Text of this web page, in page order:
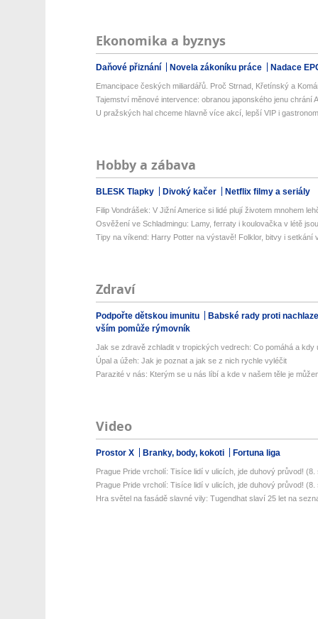
Ekonomika a byznys
Daňové přiznání Novela zákoníku práce Nadace
Emancipace českých miliardářů. Proč Strnad, Křetínský a
Tajemství měnové intervence: obranou japonského jenu chrání
U pražských hal chceme hlavně více akcí, lepší VIP i
Hobby a zábava
BLESK Tlapky Divoký kačer Netflix filmy a seriály
Filip Vondrášek: V Jižní Americe si lidé plují životem mnohem
Osvěžení ve Schladmingu: Lamy, ferraty i koulovačka v létě
Tipy na víkend: Harry Potter na výstavě! Folklor, bitvy i setkání
Zdraví
Podpořte dětskou imunitu
Babské rady proti
vším pomůže rýmovník
Jak se zdravě zchladit v tropických vedrech: Co pomáhá a kdy
Úpal a úžeh: Jak je poznat a jak se z nich rychle vyléčit
Parazité v nás: Kterým se u nás líbí a kde v našem těle je
Video
Prostor X Branky, body, kokoti Fortuna liga
Prague Pride vrcholí: Tisíce lidí v ulicích, jde duhový průvod! (8.
Prague Pride vrcholí: Tisíce lidí v ulicích, jde duhový průvod! (8.
Hra světel na fasádě slavné vily: Tugendhat slaví 25 let na